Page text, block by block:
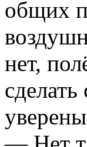
общих
нет,